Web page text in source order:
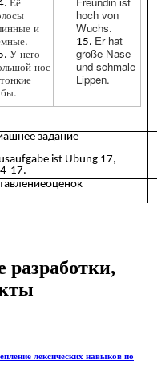
и
У него
нос
hoch von
Wuchs.
Er hat
große Nase
und schmale
Lippen.
задание
ist Übung 17,
17.
разработки,
лексических навыков по